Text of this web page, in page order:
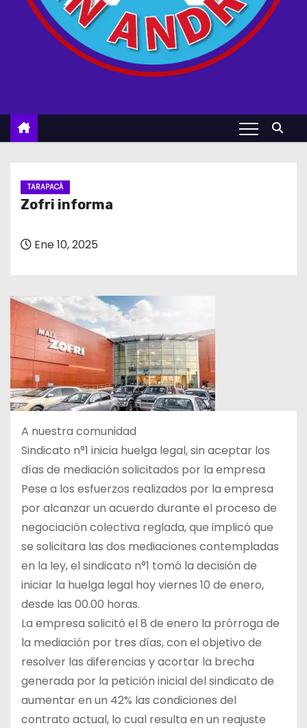
TARAPACÁ
Zofri informa
Ene 10, 2025
A nuestra comunidad
Sindicato n°1 inicia huelga legal, sin aceptar los
días de mediación solicitados por la empresa
Pese a los esfuerzos realizados por la empresa
por alcanzar un acuerdo durante el proceso de
negociación colectiva reglada, que implicó que
se solicitara las dos mediaciones contempladas
en la ley, el sindicato n°1 tomó la decisión de
iniciar la huelga legal hoy viernes 10 de enero,
desde las 00.00 horas.
La empresa solicitó el 8 de enero la prórroga de
la mediación por tres días, con el objetivo de
resolver las diferencias y acortar la brecha
generada por la petición inicial del sindicato de
aumentar en un 42% las condiciones del
contrato actual, lo cual resulta en un reajuste